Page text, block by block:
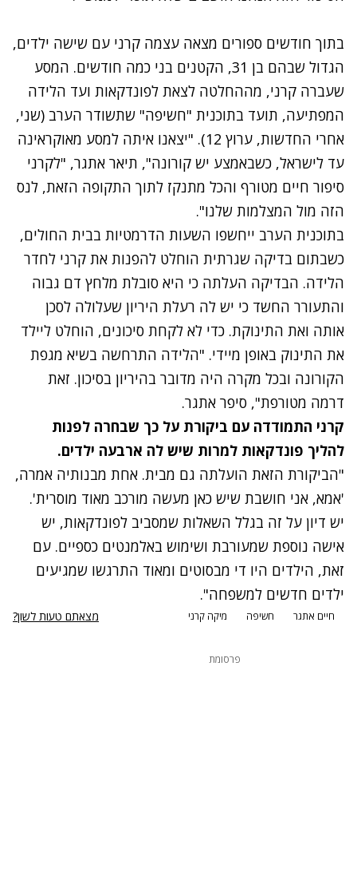
בתוך חודשים ספורים מצאה עצמה קרני עם שישה ילדים,
הגדול שבהם בן 31, הקטנים בני כמה חודשים. המסע
שעברה קרני, מההחלטה לצאת לפונדקאות ועד הלידה
המפתיעה, תועד בתוכנית "חשיפה" שתשודר הערב (שני,
אחרי החדשות, ערוץ 12). "יצאנו איתה למסע מאוקראינה
עד לישראל, כשבאמצע יש קורונה", תיאר אתגר, "לקרני
סיפור חיים מטורף והכל מתנקז לתוך התקופה הזאת, לנס
הזה מול המצלמות שלנו".
בתוכנית הערב ייחשפו השעות הדרמטיות בבית החולים,
כשבתום בדיקה שגרתית הוחלט להפנות את קרני לחדר
הלידה. הבדיקה העלתה כי היא סובלת מלחץ דם גבוה
והתעורר החשד כי יש לה רעלת היריון שעלולה לסכן
אותה ואת התינוקת. כדי לא לקחת סיכונים, הוחלט ליילד
את התינוק באופן מיידי. "הלידה התרחשה בשיא מגפת
הקורונה ובכל מקרה היה מדובר בהיריון בסיכון. זאת
דרמה מטורפת", סיפר אתגר.
קרני התמודדה עם ביקורת על כך שבחרה לפנות
להליך פונדקאות למרות שיש לה ארבעה ילדים.
"הביקורת הזאת הועלתה גם מבית. אחת מבנותיה אמרה,
'אמא, אני חושבת שיש כאן מעשה מורכב מאוד מוסרית'.
יש דיון על זה בגלל השאלות שמסביב לפונדקאות, יש
אישה נוספת שמעורבת ושימוש באלמנטים כספיים. עם
זאת, הילדים היו די מבסוטים ומאוד התרגשו שמגיעים
ילדים חדשים למשפחה".
חיים אתגר חשיפה מיקה קרני מצאתם טעות לשון?
פרסומת